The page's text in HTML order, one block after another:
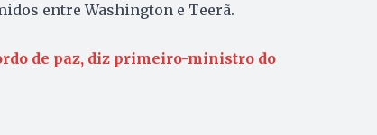
entre Washington e Teerã.
de paz, diz primeiro-ministro do